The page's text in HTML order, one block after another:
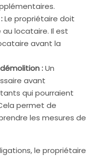
Le propriétaire doit
locataire. Il est
avant la
:Un
avant
qui pourraient
permet de
les mesures de
le propriétaire